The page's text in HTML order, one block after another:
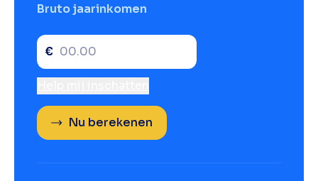
Bruto jaarinkomen
€
Nu berekenen